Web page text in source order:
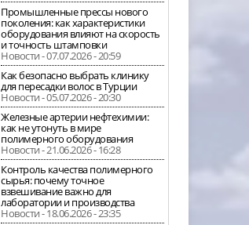
Промышленные прессы нового
поколения: как характеристики
оборудования влияют на скорость
и точность штамповки
Новости - 07.07.2026 - 20:59
Как безопасно выбрать клинику
для пересадки волос в Турции
Новости - 05.07.2026 - 20:30
Железные артерии нефтехимии:
как не утонуть в мире
полимерного оборудования
Новости - 21.06.2026 - 16:28
Контроль качества полимерного
сырья: почему точное
взвешивание важно для
лаборатории и производства
Новости - 18.06.2026 - 23:35